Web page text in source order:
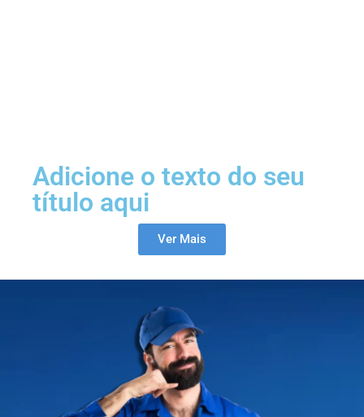
Adicione o texto do seu
título aqui
Ver Mais